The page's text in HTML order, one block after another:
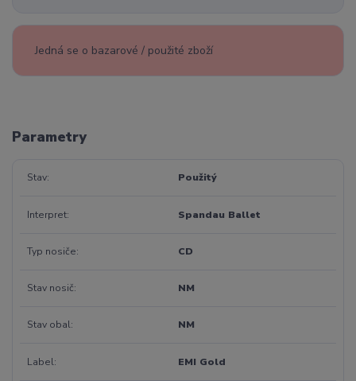
Jedná se o bazarové / použité zboží
Parametry
Stav Použitý
Interpret Spandau Ballet
Typ nosiče CD
Stav nosič NM
Stav obal NM
Label EMI Gold